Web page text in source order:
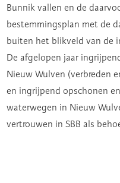
Bunnik vallen en de
bestemmingsplan met de
buiten het blikveld van de
De afgelopen jaar
Nieuw Wulven (verbreden
en ingrijpend opschonen
waterwegen in Nieuw
vertrouwen in SBB als